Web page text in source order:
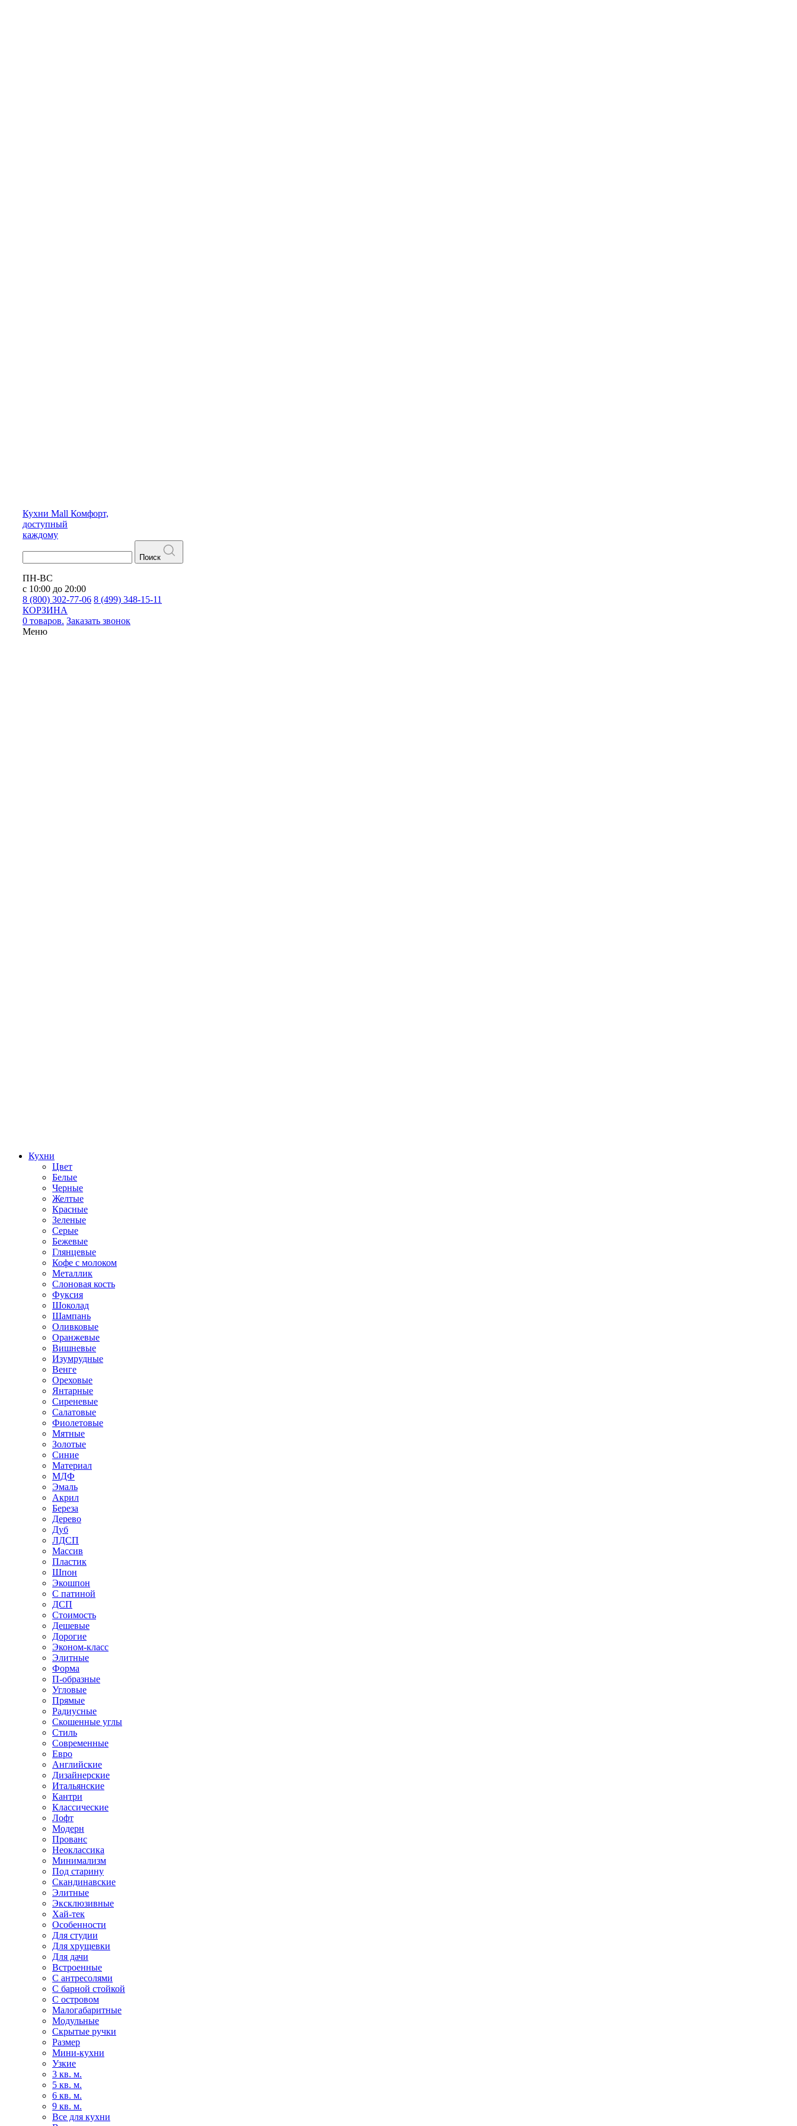
Кухни Mall Комфорт,
доступный
каждому
Поиск
ПН-ВС
с 10:00 до 20:00
8 (800) 302-77-06 8 (499) 348-15-11
КОРЗИНА
0 товаров. Заказать звонок
Меню
Кухни
Цвет
Белые
Черные
Желтые
Красные
Зеленые
Серые
Бежевые
Глянцевые
Кофе с молоком
Металлик
Слоновая кость
Фуксия
Шоколад
Шампань
Оливковые
Оранжевые
Вишневые
Изумрудные
Венге
Ореховые
Янтарные
Сиреневые
Салатовые
Фиолетовые
Мятные
Золотые
Синие
Материал
МДФ
Эмаль
Акрил
Береза
Дерево
Дуб
ЛДСП
Массив
Пластик
Шпон
Экошпон
С патиной
ДСП
Стоимость
Дешевые
Дорогие
Эконом-класс
Элитные
Форма
П-образные
Угловые
Прямые
Радиусные
Скошенные углы
Стиль
Современные
Евро
Английские
Дизайнерские
Итальянские
Кантри
Классические
Лофт
Модерн
Прованс
Неоклассика
Минимализм
Под старину
Скандинавские
Элитные
Эксклюзивные
Хай-тек
Особенности
Для студии
Для хрущевки
Для дачи
Встроенные
С антресолями
С барной стойкой
С островом
Малогабаритные
Модульные
Скрытые ручки
Размер
Мини-кухни
Узкие
3 кв. м.
5 кв. м.
6 кв. м.
9 кв. м.
Все для кухни